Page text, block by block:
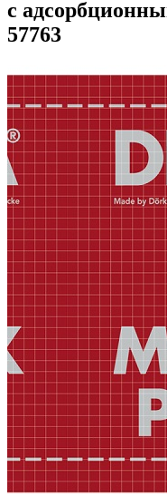
с
57763